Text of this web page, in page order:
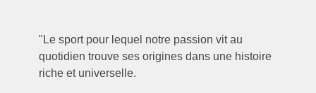
"Le sport pour lequel notre passion vit au
quotidien trouve ses origines dans une histoire
riche et universelle.